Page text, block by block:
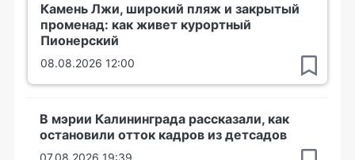
Камень Лжи, широкий пляж и закрытый
променад: как живет курортный
Пионерский
08.08.2026 12:00
В мэрии Калининграда рассказали, как
остановили отток кадров из детсадов
07.08.2026 19:39